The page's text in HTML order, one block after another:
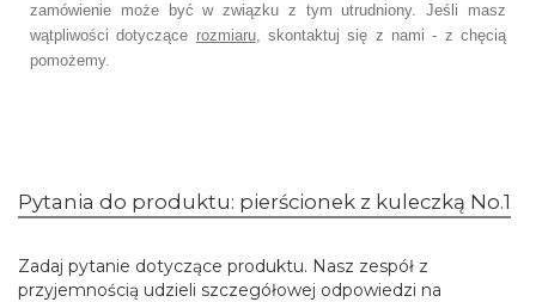
zamówienie może być w związku z tym utrudniony. Jeśli masz
wątpliwości dotyczące rozmiaru, skontaktuj się z nami - z chęcią
pomożemy.
Pytania do produktu: pierścionek z kuleczką No.1
Zadaj pytanie dotyczące produktu. Nasz zespół z
przyjemnością udzieli szczegółowej odpowiedzi na